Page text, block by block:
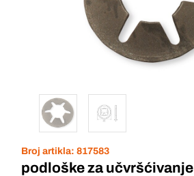
Broj artikla: 817583
podloške za učvršćivanje